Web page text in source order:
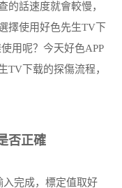
的話速度就會較慢，
擇使用好色先生TV下
用呢？今天好色APP
TV下载的探傷流程，
否正確
完成，標定值取好